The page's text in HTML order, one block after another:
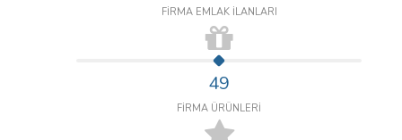
FİRMA EMLAK İLANLARI
49
FİRMA ÜRÜNLERİ